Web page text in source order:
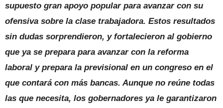
supuesto gran apoyo popular para avanzar con su
ofensiva sobre la clase trabajadora. Estos resultados
sin dudas sorprendieron, y fortalecieron al gobierno
que ya se prepara para avanzar con la reforma
laboral y prepara la previsional en un congreso en el
que contará con más bancas. Aunque no reúne todas
las que necesita, los gobernadores ya le garantizaron